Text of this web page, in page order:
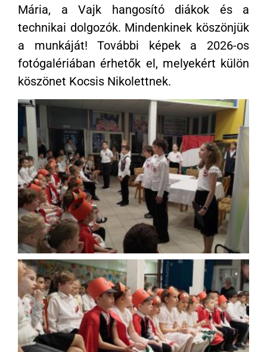
Mária, a Vajk hangosító diákok és a
technikai dolgozók. Mindenkinek köszönjük
a munkáját! További képek a 2026-os
fotógalériában érhetők el, melyekért külön
köszönet Kocsis Nikolettnek.